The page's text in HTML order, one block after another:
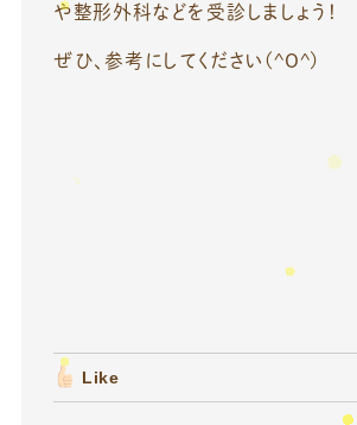
や整形外科などを受診しましょう！
ぜひ、参考にしてください(^O^)
Like